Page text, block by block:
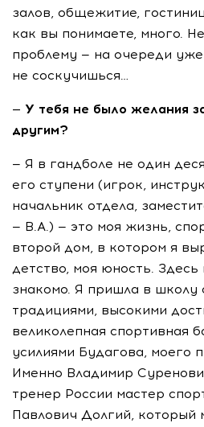
залов, общежитие,
как вы понимаете, много.
проблему — на очереди
не соскучишься…
— У тебя не было желания
другим?
— Я в гандболе не один
его ступени (игрок,
начальник отдела,
— В.А.) — это моя жизнь,
второй дом, в котором я
детство, моя юность. Здесь
знакомо. Я пришла в школу
традициями, высокими
великолепная спортивная
усилиями Будагова, моего
Именно Владимир
тренер России мастер
Павлович Долгий, который